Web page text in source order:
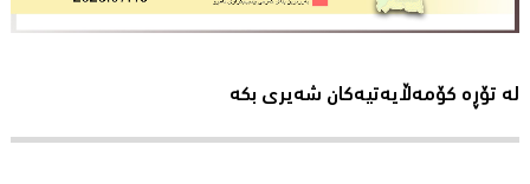
لە تۆڕە کۆمەڵایەتیەکان شەیری بکە